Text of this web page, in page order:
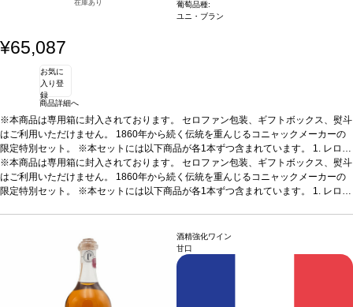
在庫あり
葡萄品種:
ユニ・ブラン
¥65,087
お気に
入り登
録
商品詳細へ
※本商品は専用箱に封入されております。 セロファン包装、ギフトボックス、熨斗
はご利用いただけません。 1860年から続く伝統を重んじるコニャックメーカーの
限定特別セット。 ※本セットには以下商品が各1本ずつ含まれています。 1. レロー
コニャック VSOP200ml / コニャック / 辛口2. レロー コニャック キュヴェ20 200
ml / コニャック / 辛口3. レロー コニャック キュヴェ プティ・シャンパーニュ (199
3)200ml / コニャック / 辛口4. レロー ピノー・デ・シャラント 15年200ml / 酒精強
※本商品は専用箱に封入されております。 セロファン包装、ギフトボックス、熨斗
はご利用いただけません。 1860年から続く伝統を重んじるコニャックメーカーの
限定特別セット。 ※本セットには以下商品が各1本ずつ含まれています。 1. レロー
4. レロー ピノー・デ・シャラント 15年
をバラして別梱包 ・商品を別配送先へ送る ・セット内の一部商品を外す ・商品の
ギフト梱包（無料ラッピング含む）
酒精強化ワイン
甘口